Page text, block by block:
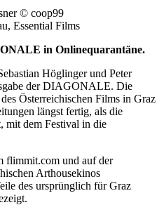
© coop99
Essential Films
in Onlinequarantäne.
Höglinger und Peter
der DIAGONALE. Die
Österreichischen Films in Graz
längst fertig, als die
mit dem Festival in die
flimmit.com und auf der
Arthousekinos
des ursprünglich für Graz